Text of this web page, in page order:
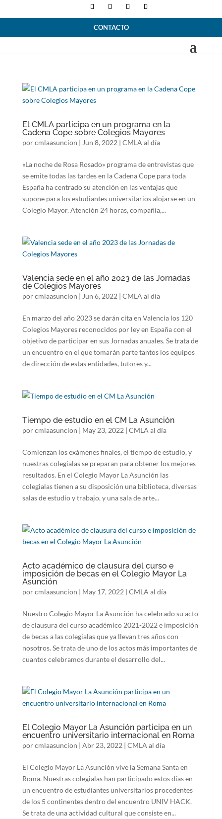
CONTACTO
El CMLA participa en un programa en la
Cadena Cope sobre Colegios Mayores
porcmlaasuncion Jun 8, 2022| CMLA al día
«La noche de Rosa Rosado» programa de entrevistas que
se emite todas las tardes en la Cadena Cope para toda
España ha centrado su atención en las ventajas que
supone para los estudiantes universitarios alojarse en un
Colegio Mayor. Atención 24 horas, compañía,...
Valencia sede en el año 2023 de las Jornadas
de Colegios Mayores
porcmlaasuncion Jun 6, 2022| CMLA al día
En marzo del año 2023 se darán cita en Valencia los 120
Colegios Mayores reconocidos por ley en España con el
objetivo de participar en sus Jornadas anuales. Se trata de
un encuentro en el que tomarán parte tantos los equipos
de dirección de estas entidades, tutores y...
Tiempo de estudio en el CM La Asunción
porcmlaasuncion May 23, 2022| CMLA al día
Comienzan los exámenes finales, el tiempo de estudio, y
nuestras colegialas se preparan para obtener los mejores
resultados. En el Colegio Mayor La Asunción las
colegialas tienen a su disposición una biblioteca, diversas
salas de estudio y trabajo, y una sala de arte...
Acto académico de clausura del curso e
imposición de becas en el Colegio Mayor La
Asunción
porcmlaasuncion May 17, 2022| CMLA al día
Nuestro Colegio Mayor La Asunción ha celebrado su acto
de clausura del curso académico 2021-2022 e imposición
de becas a las colegialas que ya llevan tres años con
nosotros. Se trata de uno de los actos más importantes de
cuantos celebramos durante el desarrollo del...
El Colegio Mayor La Asunción participa en un
encuentro universitario internacional en Roma
porcmlaasuncion Abr 23, 2022| CMLA al día
El Colegio Mayor La Asunción vive la Semana Santa en
Roma. Nuestras colegialas han participado estos días en
un encuentro de estudiantes universitarios procedentes
de los 5 continentes dentro del encuentro UNIV HACK.
Se trata de una actividad cultural que consiste en...